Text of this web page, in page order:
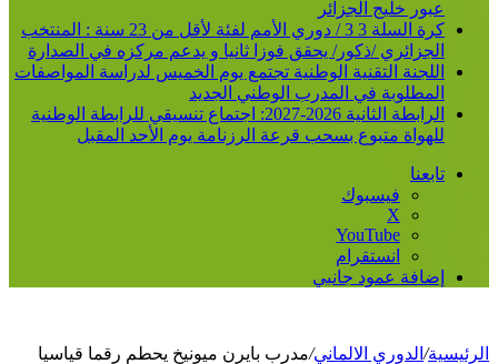
عبور خليج الجزائر
كرة السلة 3 3 / دوري الأمم لفئة لأقل من 23 سنة : المنتخب
الجزائري /ذكور/ يحقق فوزا ثانيا و يدعم مركزه في الصدارة
اللجنة التقنية الوطنية تجتمع يوم الخميس لدراسة المواصفات
المطلوبة في المدرب الوطني الجديد
الرابطة الثانية 2026-2027: اجتماع تنسيقي للرابطة الوطنية
للهواة متبوع بسحب قرعة الرزنامة يوم الأحد المقبل
تابعنا
فيسبوك
‫X
‫YouTube
انستقرام
إضافة عمود جانبي
الرئيسية/ الدوري الالماني/مدرب بايرن ميونيخ يحطم رقما قياسيا